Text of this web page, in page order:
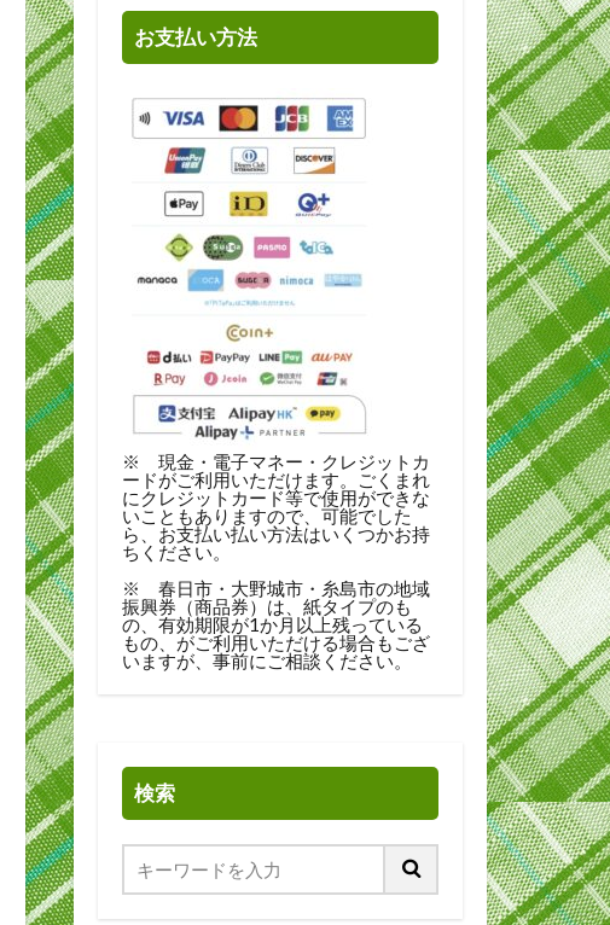
お支払い方法
※ 現金・電子マネー・クレジットカ
ードがご利用いただけます。ごくまれ
にクレジットカード等で使用ができな
いこともありますので、可能でした
ら、お支払い払い方法はいくつかお持
ちください。
※ 春日市・大野城市・糸島市の地域
振興券（商品券）は、紙タイプのも
の、有効期限が1か月以上残っている
もの、がご利用いただける場合もござ
いますが、事前にご相談ください。
検索